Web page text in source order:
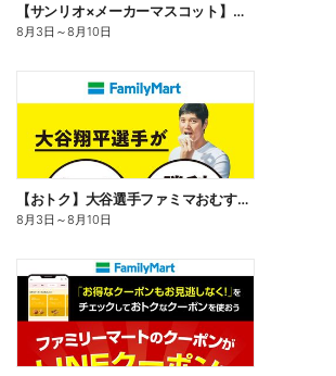
【サンリオ×メーカーマスコット】オリジナルグッズ貰える!
8月3日 ～8月10日
【おトク】大谷選手ファミマおむすび割
8月3日 ～8月10日